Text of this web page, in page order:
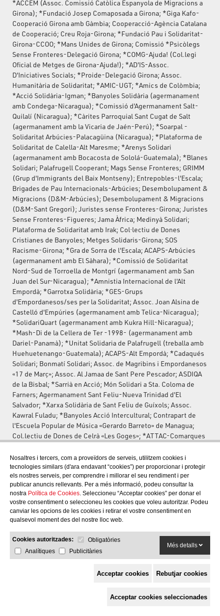
Nosaltres i tercers, com a proveïdors de serveis, utilitzem cookies i
tecnologies similars (d'ara endavant “cookies”) per proporcionar i protegir
els nostres serveis, per comprendre i millorar el seu rendiment i per
publicar anuncis rellevants. Per a més informació, podeu consultar la
nostra Política de Cookies. Seleccioneu “Acceptar cookies” per donar el
vostre consentiment o seleccioneu les cookies que voleu autoritzar. Podeu
canviar les opcions de les cookies i retirar el vostre consentiment en
qualsevol moment des del nostre lloc web.
Cookies autoritzades:
Obligatòries
Analítiques
Publicitàries
Més detalls
Acceptar cookies Rebutjar cookies
Acceptar cookies seleccionades
*ACCEM (Assoc. Comissió Catòlica Espanyola de Migracions a
Girona); *Fundació Josep Comaposada a Girona; *Giga Kafo-
Cooperació Girona amb Gàmbia; Cooperacció-Agència Catalana
de Cooperació; Creu Roja-Girona; *Fundació Pau i Solidaritat-
Girona-CCOO; *Mans Unides de Girona; Comissió *Psicòlegs
Sense Fronteres-Delegació Girona; *COMG-Ajuda! (Col.legi
Oficial de Metges de Girona-Ajuda!); *AD'IS-Assoc.
D'Iniciatives Socials; *Proide-Delegació Girona; Assoc.
Humanitària de Solidaritat; *AMIC-UGT; *Amics de Colòmbia;
*Acció Solidària-Igman; *Banyoles Solidària (agermanament
amb Condega-Nicaragua); *Comissió d'Agermanament Salt-
Quilalí (Nicaragua); *Càrites Parroquial Sant Cugat de Salt
(agermanament amb la Vicaria de Jaén-Perú); *Soarpal -
Solidaritat Arbúcies-Palacagüina (Nicaragua); *Plataforma de
Solidaritat de Calella-Alt Maresme; *Arenys Solidari
(agermanament amb Bocacosta de Sololá-Guatemala); *Blanes
Solidari; Palafrugell Cooperant; Mags Sense Fronteres; GRIMM
(Grup d'Immigrants del Baix Montseny); Entrepobles-l'Escala;
Brigades de Pau Internacionals-Arbúcies; Desembolupament &
Migracions (D&M-Arbúcies); Desembolupament & Migracions
(D&M-Sant Gregori); Juristes sense Fronteres-Girona; Juristes
Sense Fronteres-Figueres; Jama Àfrica; Medinyà Solidari;
Plataforma de Solidaritat amb Irak; Col·lectiu de Dones
Cristianes de Banyoles; Metges Solidaris-Girona; SOS
Racisme-Girona; *Gra de Sorra de l'Escala; ACAPS-Arbúcies
(agermanament amb El Sàhara); *Comissió de Solidaritat
Nord-Sud de Torroella de Montgrí (agermanament amb San
Juan del Sur-Nicaragua); *Amnistia Internacional de l'Alt
Empordà; *Garrotxa Solidària; *GES-Grups
d'Empordanesos/ses per la Solidaritat; Assoc. Joan Alsina de
Castelló d'Empúries (agermanament amb Telica-Nicaragua);
*SolidariQuart (agermanament amb Kukra Hill-Nicaragua);
*Mash-Di de la Cellera de Ter -1998- (agermanament amb
Dariel-Panamà); *Unitat Solidaria de Palafrugell (treballa amb
Huehuetenango-Guatemala); ACAPS-Alt Empordà; *Cadaqués
Solidari; Bonmatí Solidari; Assoc. de Magribins i Empordanesos
«17 de Març»; Assoc. Al Jamaa de Sant Pere Pescador; ASDIQA
de la Bisbal; *Sarrià en Acció; Món Solidari a Sta. Coloma de
Farners; Agermanament Sant Feliu-Nueva Trinidad d'El
Salvador; *Xarxa Solidària de Sant Feliu de Guíxols; Assoc.
Kawral Fuladu; *Banyoles Acció Intercultural; Contrapart de
l'Escuela Popular de Música «Gerardo Barreto» de Managua;
Col.lectiu de Dones de Celrà «Les Goges»; *ATTAC-Comarques
*ATTAC-Alt Maresme; *Metges del Món; *Monitors Cooperants
d'Olot; *Centre Infantil i Juvenil Parroquial de Sta. Eugènia;
*Comissió de Solidaritat de La Bisbal; altres assoc. solidàries
d'aquest àmbit territorial.
+ *APOC-Associació de Pacifistes i Objectors de Conciència
(dissolta 31.12.1999)
+ *Amnistia Internacional-Girona (dissolta el gener de 2001)
associació instrumental de la Coordinadora d'ONG Solidàries)
(*) Han assumit el Codi Ètic signant-lo i/o segellant-lo i/o de
paraula; la resta han maniferstat activament la seva adhesió.
3. Col.lectius propers a la Coordinadora d'ONG Solidàries:
XCADE: Xarxes Ciutadanes a 35 municipis de les comarques